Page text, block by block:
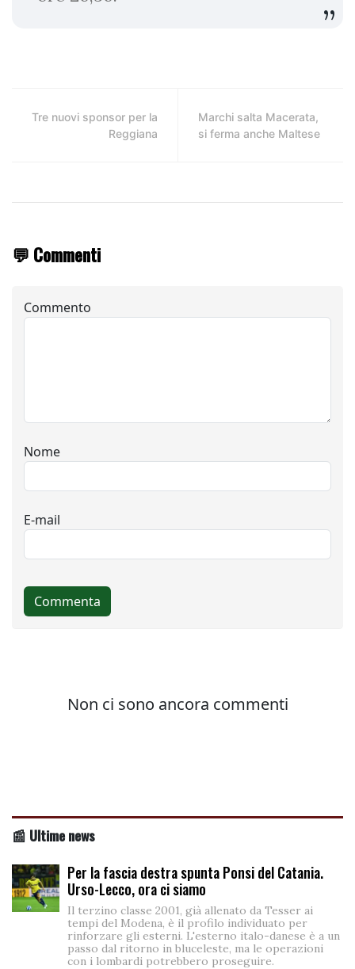
Tre nuovi sponsor per la
Reggiana
Marchi salta Macerata,
si ferma anche Maltese
💬 Commenti
📰 Ultime news
Per la fascia destra spunta Ponsi del Catania.
Urso-Lecco, ora ci siamo
Il terzino classe 2001, già allenato da Tesser ai
tempi del Modena, è il profilo individuato per
rinforzare gli esterni. L'esterno italo-danese è a un
passo dal ritorno in bluceleste, ma le operazioni
con i lombardi potrebbero proseguire.